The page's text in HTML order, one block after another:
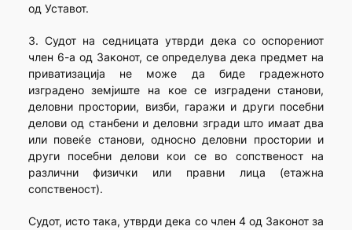
од Уставот.
3. Судот на седницата утврди дека со оспорениот
член 6-а од Законот, се определува дека предмет на
приватизација не може да биде градежното
изградено земјиште на кое се изградени станови,
деловни простории, визби, гаражи и други посебни
делови од станбени и деловни згради што имаат два
или повеќе станови, односно деловни простории и
други посебни делови кои се во сопственост на
различни физички или правни лица (етажна
сопственост).
Судот, исто така, утврди дека со член 4 од Законот за